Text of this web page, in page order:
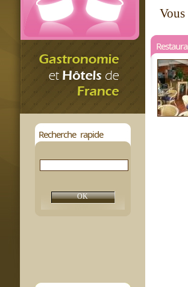
Recherche rapide